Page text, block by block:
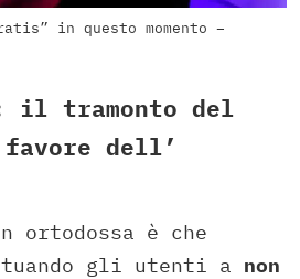
in questo momento –
il tramonto del
favore dell’
ortodossa è che
gli utenti a non